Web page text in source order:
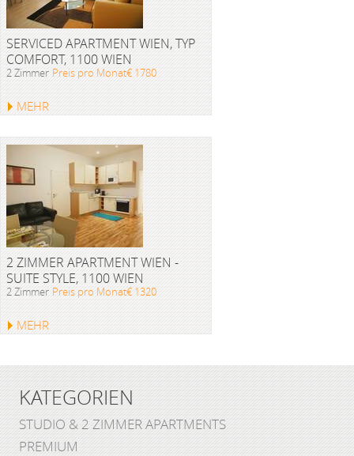
SERVICED APARTMENT WIEN, TYP
COMFORT, 1100 WIEN
2 Zimmer Preis pro Monat€ 1780
MEHR
2 ZIMMER APARTMENT WIEN -
SUITE STYLE, 1100 WIEN
2 Zimmer Preis pro Monat€ 1320
MEHR
KATEGORIEN
STUDIO & 2 ZIMMER APARTMENTS
PREMIUM